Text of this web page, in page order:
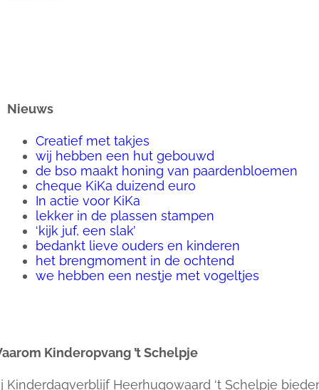
Nieuws
Creatief met takjes
wij hebben een hut gebouwd
de bso maakt honing van paardenbloemen
cheque KiKa duizend euro
In actie voor KiKa
lekker in de plassen stampen
‘kijk juf, een slak’
bedankt lieve ouders en kinderen
het brengmoment in de ochtend
we hebben een nestje met vogeltjes
Kinderopvang ’t Schelpje
Kinderdagverblijf Heerhugowaard ‘t Schelpje